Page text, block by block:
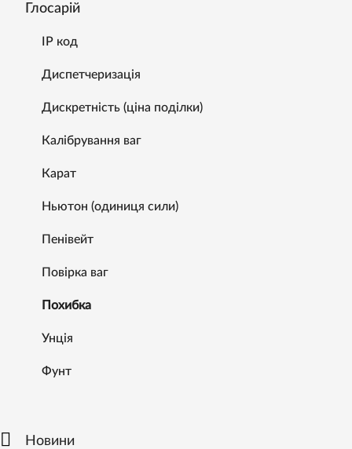
Глосарій
IP код
Диспетчеризація
Дискретність (ціна поділки)
Калібрування ваг
Карат
Ньютон (одиниця сили)
Пенівейт
Повірка ваг
Похибка
Унція
Фунт
Новини